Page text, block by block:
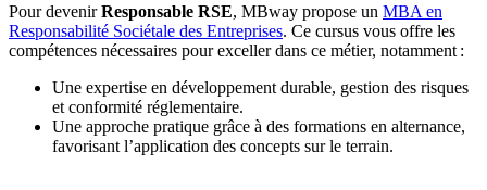
Pour devenirResponsable RSE, MBway propose un MBA en
Responsabilité Sociétale des Entreprises. Ce cursus vous offre les
compétences nécessaires pour exceller dans ce métier, notamment :
Une expertise en développement durable, gestion des risques
et conformité réglementaire.
Une approche pratique grâce à des formations en alternance,
favorisant l’application des concepts sur le terrain.